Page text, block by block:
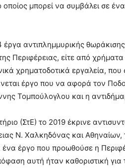
οποίος μπορεί να συμβάλει σε
έργα αντιπλημμυρικής
Περιφέρειας, είτε από
χρηματοδοτικά εργαλεία, που
έργο που να αφορά τον
Τομπούλογλου και η
(ΣτΕ) το 2019 έκρινε
Ν. Χαλκηδόνας και Αθηναίων,
έργο που προωθούσε η
αυτή ήταν καθοριστική για